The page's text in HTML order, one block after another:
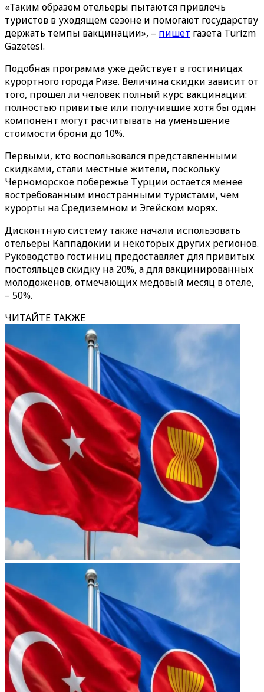
«Таким образом отельеры пытаются привлечь
туристов в уходящем сезоне и помогают государству
держать темпы вакцинации», – пишет газета Turizm
Gazetesi.
Подобная программа уже действует в гостиницах
курортного города Ризе. Величина скидки зависит от
того, прошел ли человек полный курс вакцинации:
полностью привитые или получившие хотя бы один
компонент могут расчитывать на уменьшение
стоимости брони до 10%.
Первыми, кто воспользовался представленными
скидками, стали местные жители, поскольку
Черноморское побережье Турции остается менее
востребованным иностранными туристами, чем
курорты на Средиземном и Эгейском морях.
Дисконтную систему также начали использовать
отельеры Каппадокии и некоторых других регионов.
Руководство гостиниц предоставляет для привитых
постояльцев скидку на 20%, а для вакцинированных
молодоженов, отмечающих медовый месяц в отеле,
– 50%.
ЧИТАЙТЕ ТАКЖЕ